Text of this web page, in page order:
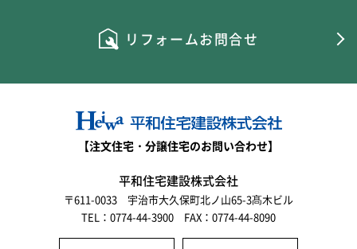
リフォームお問合せ
【注文住宅・分譲住宅のお問い合わせ】
平和住宅建設株式会社
〒611-0033 宇治市大久保町北ノ山65-3髙木ビル
TEL：0774-44-3900 FAX：0774-44-8090